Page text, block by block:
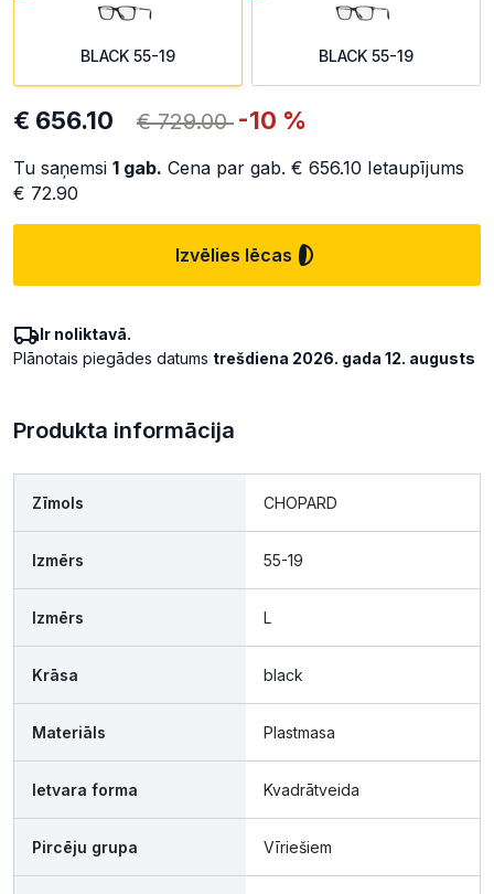
BLACK 55-19 BLACK 55-19
€ 656.10 € 729.00 -10 %
Tu saņemsi 1 gab. Cena par gab. € 656.10 Ietaupījums
€ 72.90
Izvēlies lēcas
Ir noliktavā.
Plānotais piegādes datums trešdiena 2026. gada 12. augusts
Produkta informācija
Zīmols CHOPARD
Izmērs 55-19
Izmērs L
Krāsa black
Materiāls Plastmasa
Ietvara forma Kvadrātveida
Pircēju grupa Vīriešiem